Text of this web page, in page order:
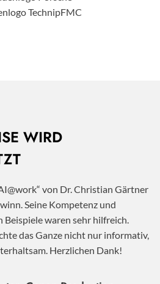
WIRD
von Dr. Christian Gärtner
Seine Kompetenz und
Beispiele waren sehr hilfreich.
das Ganze nicht nur informativ,
Herzlichen Dank!